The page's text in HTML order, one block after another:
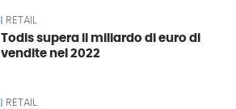
RETAIL
Todis supera il miliardo di euro di
vendite nel 2022
RETAIL